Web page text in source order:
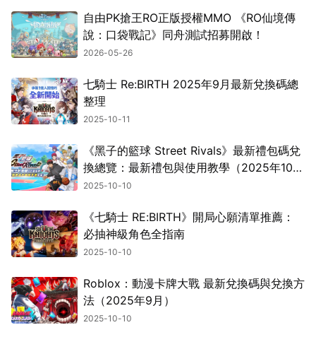
自由PK搶王RO正版授權MMO 《RO仙境傳
說：口袋戰記》同舟測試招募開啟！
2026-05-26
七騎士 Re:BIRTH 2025年9月最新兌換碼總
整理
2025-10-11
《黑子的籃球 Street Rivals》最新禮包碼兌
換總覽：最新禮包與使用教學（2025年10
月）
2025-10-10
《七騎士 RE:BIRTH》開局心願清單推薦：
必抽神級角色全指南
2025-10-10
Roblox：動漫卡牌大戰 最新兌換碼與兌換方
法（2025年9月）
2025-10-10